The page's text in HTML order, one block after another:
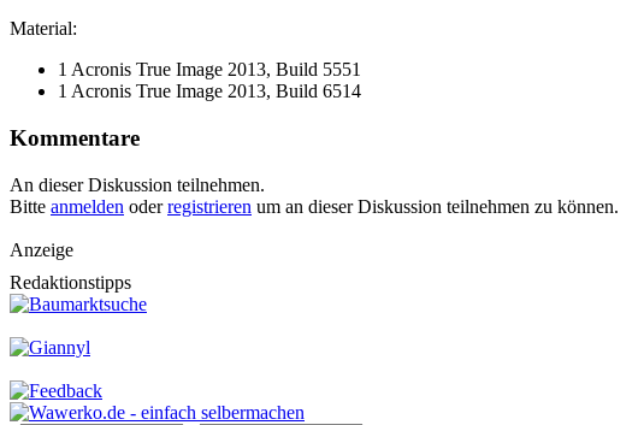
Material:
1 Acronis True Image 2013, Build 5551
1 Acronis True Image 2013, Build 6514
Kommentare
An dieser Diskussion teilnehmen.
Bitte anmelden oderregistrieren um an dieser Diskussion teilnehmen zu können.
Anzeige
Redaktionstipps